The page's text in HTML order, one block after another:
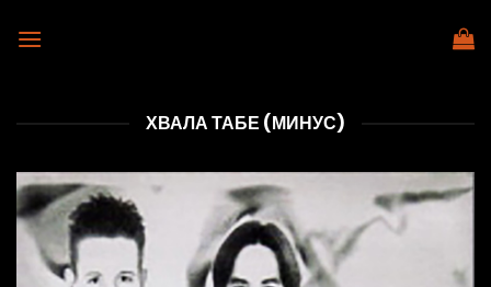
ХВАЛА ТАБЕ (МИНУС)